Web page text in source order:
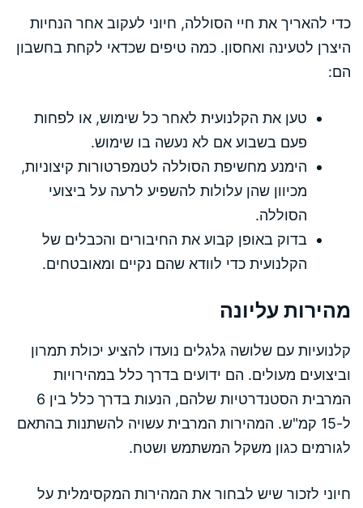
כדי להאריך את חיי הסוללה, חיוני לעקוב אחר הנחיות
היצרן לטעינה ואחסון. כמה טיפים שכדאי לקחת בחשבון
הם:
טען את הקלנועית לאחר כל שימוש, או לפחות
פעם בשבוע אם לא נעשה בו שימוש.
הימנע מחשיפת הסוללה לטמפרטורות קיצוניות,
מכיוון שהן עלולות להשפיע לרעה על ביצועי
הסוללה.
בדוק באופן קבוע את החיבורים והכבלים של
הקלנועית כדי לוודא שהם נקיים ומאובטחים.
מהירות עליונה
קלנועיות עם שלושה גלגלים נועדו להציע יכולת תמרון
וביצועים מעולים. הם ידועים בדרך כלל במהירויות
המרבית הסטנדרטיות שלהם, הנעות בדרך כלל בין 6
ל-15 קמ"ש. המהירות המרבית עשויה להשתנות בהתאם
לגורמים כגון משקל המשתמש ושטח.
חיוני לזכור שיש לבחור את המהירות המקסימלית על